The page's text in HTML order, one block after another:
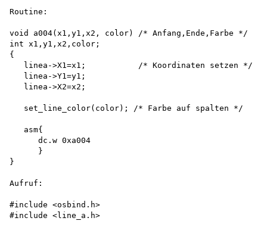
Routine:
void a004(x1,y1,x2, color) /* Anfang,Ende,Farbe */
int x1,y1,x2,color;
{
   linea->X1=x1;           /* Koordinaten setzen */
   linea->Y1=y1;
   linea->X2=x2;
   set_line_color(color); /* Farbe auf spalten */
   asm{
      dc.w 0xa004
      }
}
Aufruf:
#include <osbind.h>
#include <line_a.h>